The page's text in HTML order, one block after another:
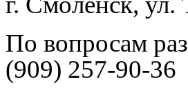
По вопросам
(909) 257-90-36